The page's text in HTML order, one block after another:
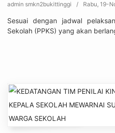
admin smkn2bukittinggi / Rabu, 19-
Sesuai dengan jadwal
Sekolah (PPKS) yang akan